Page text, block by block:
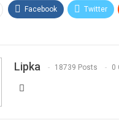
Facebook Twitter
Lipka 18739 Posts 0